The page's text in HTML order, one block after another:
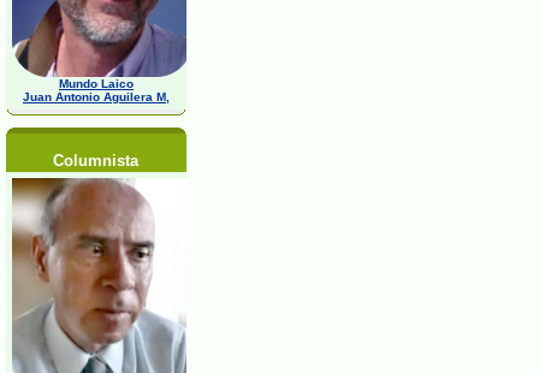
Mundo Laico
Juan Antonio Aguilera M,
Columnista